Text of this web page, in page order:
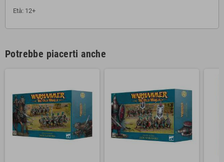
Età: 12+
Potrebbe piacerti anche